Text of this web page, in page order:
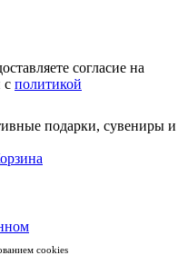
согласие на
с политикой
подарки, сувениры и
cookies